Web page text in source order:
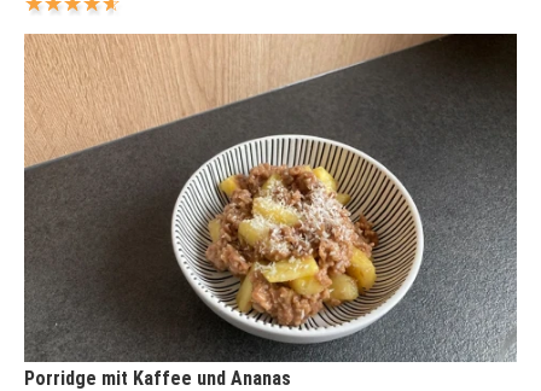
Porridge mit Kaffee und Ananas